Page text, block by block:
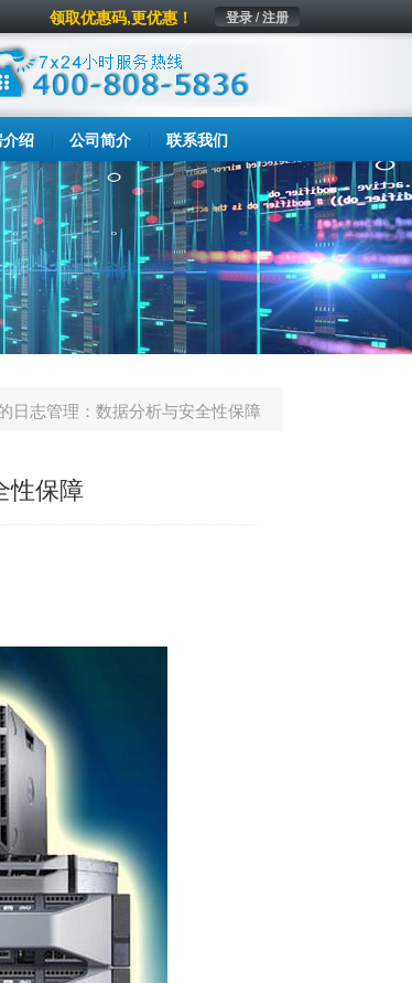
登录 / 注册
领取优惠码,更优惠！
绍 公司简介 联系我们
日志管理：数据分析与安全性保障
性保障